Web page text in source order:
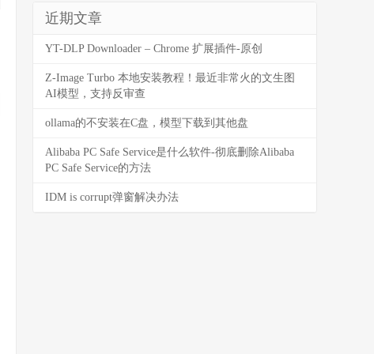
近期文章
YT-DLP Downloader – Chrome 扩展插件-原创
Z-Image Turbo 本地安装教程！最近非常火的文生图
AI模型，支持反审查
ollama的不安装在C盘，模型下载到其他盘
Alibaba PC Safe Service是什么软件-彻底删除Alibaba
PC Safe Service的方法
IDM is corrupt弹窗解决办法